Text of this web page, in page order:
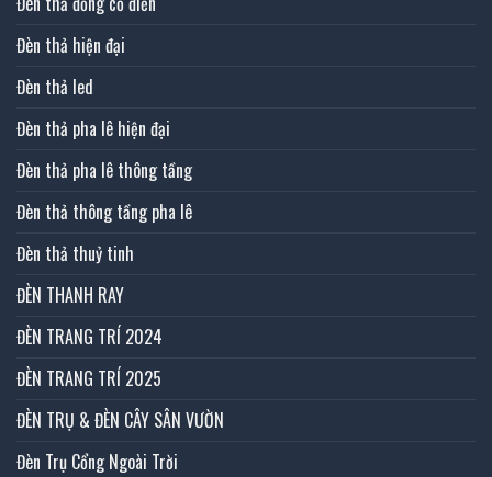
Đèn thả hiện đại
Đèn thả led
Đèn thả pha lê hiện đại
Đèn thả pha lê thông tầng
Đèn thả thông tầng pha lê
Đèn thả thuỷ tinh
ĐÈN THANH RAY
ĐÈN TRANG TRÍ 2024
ĐÈN TRANG TRÍ 2025
ĐÈN TRỤ & ĐÈN CÂY SÂN VƯỜN
Đèn Trụ Cổng Ngoài Trời